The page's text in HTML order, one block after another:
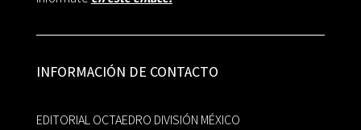
INFORMACIÓN DE CONTACTO
EDITORIAL OCTAEDRO DIVISIÓN MÉXICO